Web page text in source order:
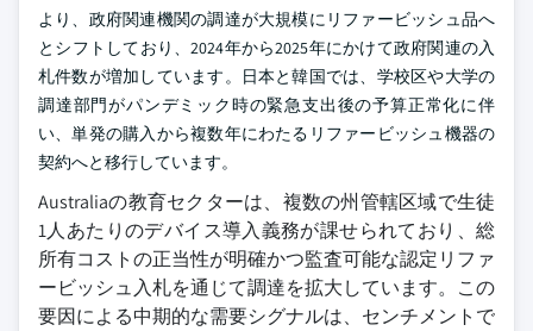
より、政府関連機関の調達が大規模にリファービッシュ品へ
とシフトしており、2024年から2025年にかけて政府関連の入
札件数が増加しています。日本と韓国では、学校区や大学の
調達部門がパンデミック時の緊急支出後の予算正常化に伴
い、単発の購入から複数年にわたるリファービッシュ機器の
契約へと移行しています。
Australiaの教育セクターは、複数の州管轄区域で生徒
1人あたりのデバイス導入義務が課せられており、総
所有コストの正当性が明確かつ監査可能な認定リファ
ービッシュ入札を通じて調達を拡大しています。この
要因による中期的な需要シグナルは、センチメントで